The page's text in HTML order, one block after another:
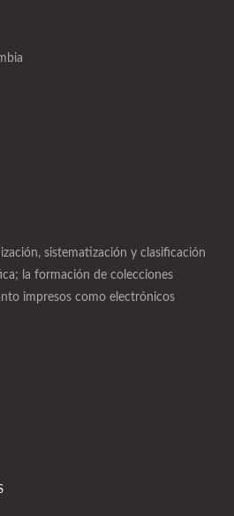
sistematización y clasificación
la formación de colecciones
impresos como electrónicos